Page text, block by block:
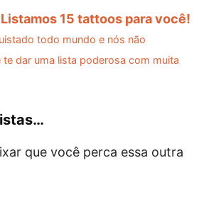
15 tattoos para você!
todo mundo e nós não
dar uma lista poderosa com muita
que você perca essa outra